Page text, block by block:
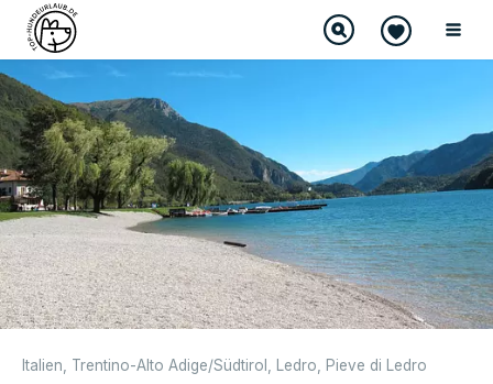
Italien Trentino-Alto Adige/Südtirol Ledro Pieve di Ledro